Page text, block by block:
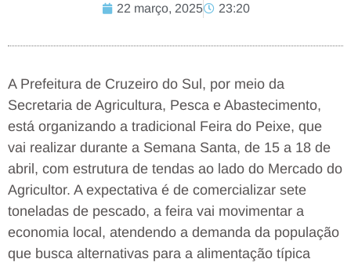
22 março, 2025
23:20
A Prefeitura de Cruzeiro do Sul, por meio da
Secretaria de Agricultura, Pesca e Abastecimento,
está organizando a tradicional Feira do Peixe, que
vai realizar durante a Semana Santa, de 15 a 18 de
abril, com estrutura de tendas ao lado do Mercado do
Agricultor. A expectativa é de comercializar sete
toneladas de pescado, a feira vai movimentar a
economia local, atendendo a demanda da população
que busca alternativas para a alimentação típica